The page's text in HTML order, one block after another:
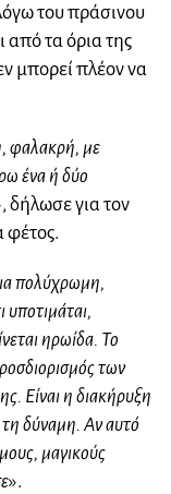
του πράσινου
από τα όρια της
μπορεί πλέον να
φαλακρή, με
ένα ή δύο
δήλωσε για τον
φέτος.
πολύχρωμη,
υποτιμάται,
ηρωίδα. Το
των
Είναι η διακήρυξη
τη δύναμη. Αν αυτό
μαγικούς
».